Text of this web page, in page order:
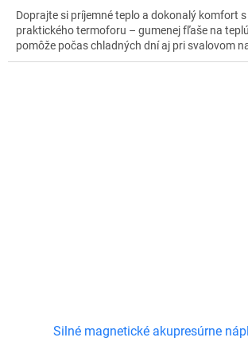
Doprajte si príjemné teplo a dokonalý komfort
praktického termoforu – gumenej fľaše na
pomôže počas chladných dní aj pri svalovom
Silné magnetické akupresúrne